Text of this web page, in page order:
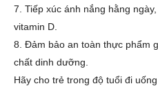
7. Tiếp xúc ánh nắng hằng
vitamin D.
8. Đảm bảo an toàn thực phẩm
chất dinh dưỡng.
Hãy cho trẻ trong độ tuổi đi